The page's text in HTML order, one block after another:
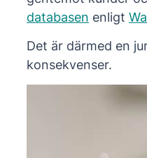
databasen enligt
Det är därmed en
konsekvenser.